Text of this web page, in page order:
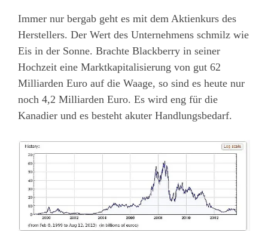
Immer nur bergab geht es mit dem Aktienkurs des
Herstellers. Der Wert des Unternehmens schmilz wie
Eis in der Sonne. Brachte Blackberry in seiner
Hochzeit eine Marktkapitalisierung von gut 62
Milliarden Euro auf die Waage, so sind es heute nur
noch 4,2 Milliarden Euro. Es wird eng für die
Kanadier und es besteht akuter Handlungsbedarf.